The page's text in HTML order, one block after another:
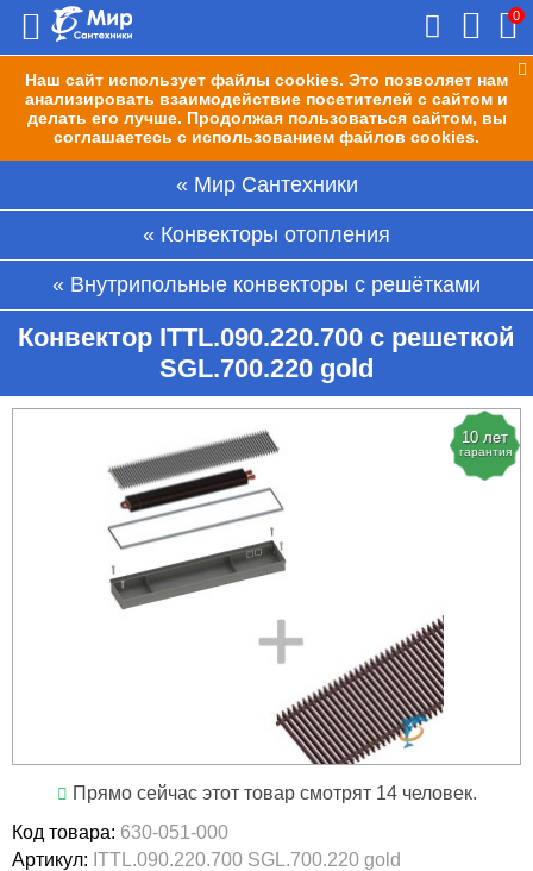
Наш сайт использует файлы cookies. Это позволяет нам
анализировать взаимодействие посетителей с сайтом и
делать его лучше. Продолжая пользоваться сайтом, вы
соглашаетесь с использованием файлов cookies.
0
Мир Сантехники
Конвекторы отопления
Внутрипольные конвекторы с решётками
Конвектор ITTL.090.220.700 с решеткой
SGL.700.220 gold
10 лет
гарантия
Прямо сейчас этот товар смотрят 14 человек.
Код товара: 630-051-000
Артикул: ITTL.090.220.700 SGL.700.220 gold